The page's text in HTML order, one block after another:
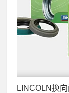
LINCOLN换